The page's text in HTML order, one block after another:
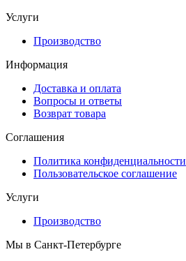
Услуги
Производство
Информация
Доставка и оплата
Вопросы и ответы
Возврат товара
Соглашения
Политика конфиденциальности
Пользовательское соглашение
Услуги
Производство
Мы в Санкт-Петербурге